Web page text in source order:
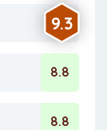
9.3
8.8
8.8